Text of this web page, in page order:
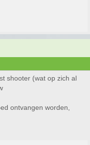
shooter (wat op zich al
ontvangen worden,